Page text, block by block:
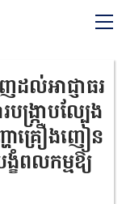
ដល់អាជ្ញាធរ
បង្ក្រាបល្បែង
ាគ្រឿងញៀន
ខំពលកម្មឱ្យ